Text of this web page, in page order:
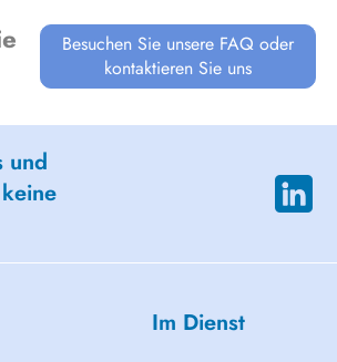
Besuchen Sie unsere FAQ oder
kontaktieren Sie uns
und
Im Dienst